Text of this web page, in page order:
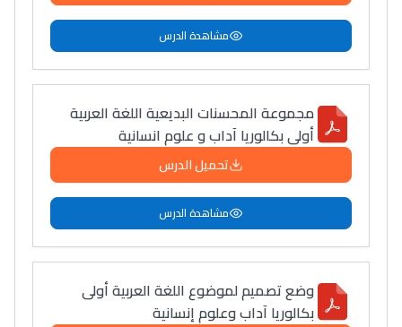
+ de 78 Sujets
Interviews/Vidéos
+ de 89 Interviews/Vidéos
دليل المهن
ما يزيد عن 149 مهنة
دليل التوجيه
التوجيه بالثانوي و الإعدادي
مشاهدة الدرس
مجموعة المحسنات البديعية اللغة العربية
أولى بكالوريا آداب و علوم انسانية
تحميل الدرس
مشاهدة الدرس
وضع تصميم لموضوع اللغة العربية أولى
بكالوريا آداب وعلوم إنسانية